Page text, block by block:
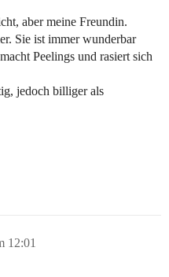
aber meine Freundin.
Sie ist immer wunderbar
Peelings und rasiert sich
jedoch billiger als
12:01